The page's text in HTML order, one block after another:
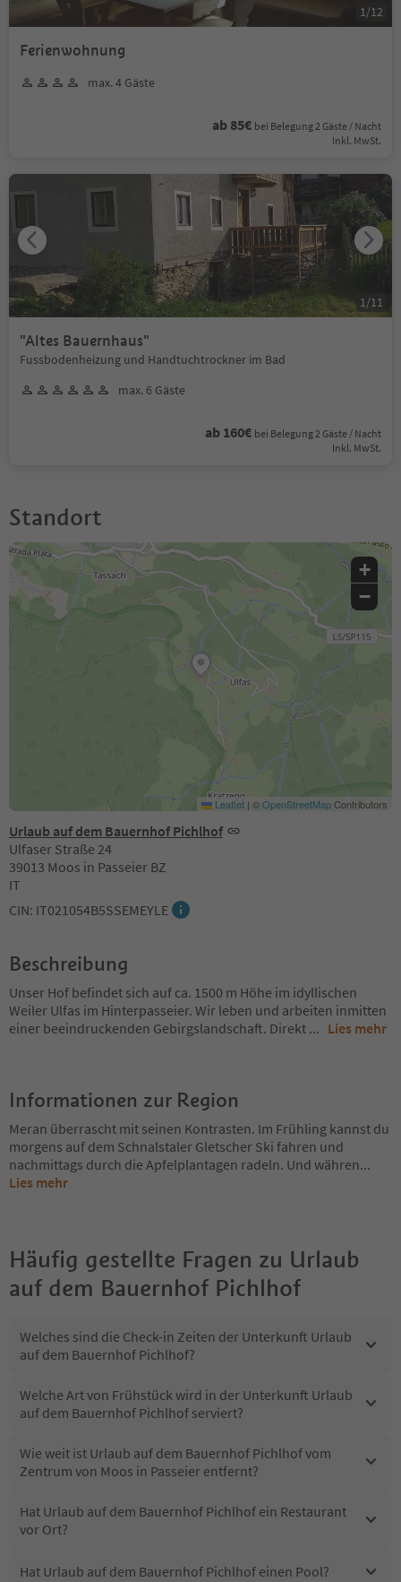
Ferienwohnung
max. 4 Gäste
ab 85€ bei Belegung 2 Gäste / Nacht
Inkl. MwSt.
1 /12
"Altes Bauernhaus"
Fussbodenheizung und Handtuchtrockner im Bad
max. 6 Gäste
ab 160€ bei Belegung 2 Gäste / Nacht
Inkl. MwSt.
1 /11
Standort
Urlaub auf dem Bauernhof Pichlhof
Ulfaser Straße 24
39013 Moos in Passeier BZ
IT
CIN: IT021054B5SSEMEYLE
+
−
Leaflet | ©OpenStreetMapContributors
Beschreibung
Unser Hof befindet sich auf ca. 1500 m Höhe im idyllischen
Weiler Ulfas im Hinterpasseier. Wir leben und arbeiten inmitten
einer beeindruckenden Gebirgslandschaft. Direkt ... Lies mehr
Informationen zur Region
Meran überrascht mit seinen Kontrasten. Im Frühling kannst du
morgens auf dem Schnalstaler Gletscher Ski fahren und
nachmittags durch die Apfelplantagen radeln. Und währen...
Lies mehr
Häufig gestellte Fragen zu Urlaub
auf dem Bauernhof Pichlhof
Welches sind die Check-in Zeiten der Unterkunft Urlaub
auf dem Bauernhof Pichlhof?
Welche Art von Frühstück wird in der Unterkunft Urlaub
auf dem Bauernhof Pichlhof serviert?
Wie weit ist Urlaub auf dem Bauernhof Pichlhof vom
Zentrum von Moos in Passeier entfernt?
Hat Urlaub auf dem Bauernhof Pichlhof ein Restaurant
vor Ort?
Hat Urlaub auf dem Bauernhof Pichlhof einen Pool?